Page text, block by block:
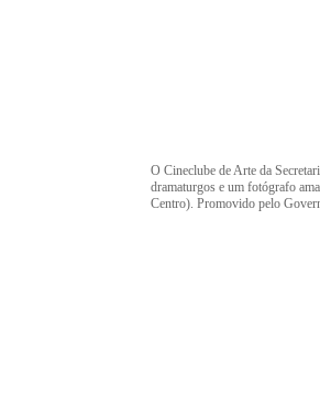
O Cineclube de Arte da
dramaturgos e um fotógrafo
Centro). Promovido pelo